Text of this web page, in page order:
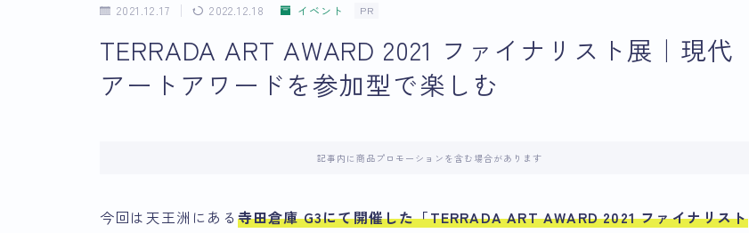
2021.12.17 2022.12.18 イベント PR
TERRADA ART AWARD 2021 ファイナリスト展｜現代
アートアワードを参加型で楽しむ
記事内に商品プロモーションを含む場合があります
今回は天王洲にある寺田倉庫 G3にて開催した「TERRADA ART AWARD 2021 ファイナリスト